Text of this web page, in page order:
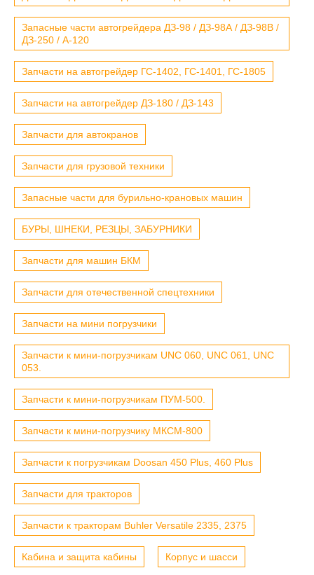
Запасные части автогрейдера ДЗ-98 / ДЗ-98А / ДЗ-98В /
ДЗ-250 / А-120
Запчасти на автогрейдер ГС-1402, ГС-1401, ГС-1805
Запчасти на автогрейдер ДЗ-180 / ДЗ-143
Запчасти для автокранов
Запчасти для грузовой техники
Запасные части для бурильно-крановых машин
БУРЫ, ШНЕКИ, РЕЗЦЫ, ЗАБУРНИКИ
Запчасти для машин БКМ
Запчасти для отечественной спецтехники
Запчасти на мини погрузчики
Запчасти к мини-погрузчикам UNC 060, UNC 061, UNC
053.
Запчасти к мини-погрузчикам ПУМ-500.
Запчасти к мини-погрузчику МКСМ-800
Запчасти к погрузчикам Doosan 450 Plus, 460 Plus
Запчасти для тракторов
Запчасти к тракторам Buhler Versatile 2335, 2375
Кабина и защита кабины Корпус и шасси